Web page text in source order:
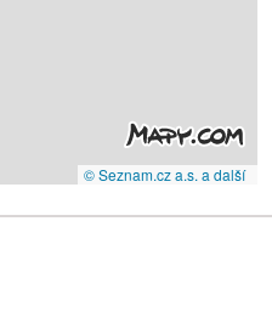
© Seznam.cz a.s. a další